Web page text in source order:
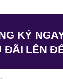
KÝ
ĐÃI LÊN